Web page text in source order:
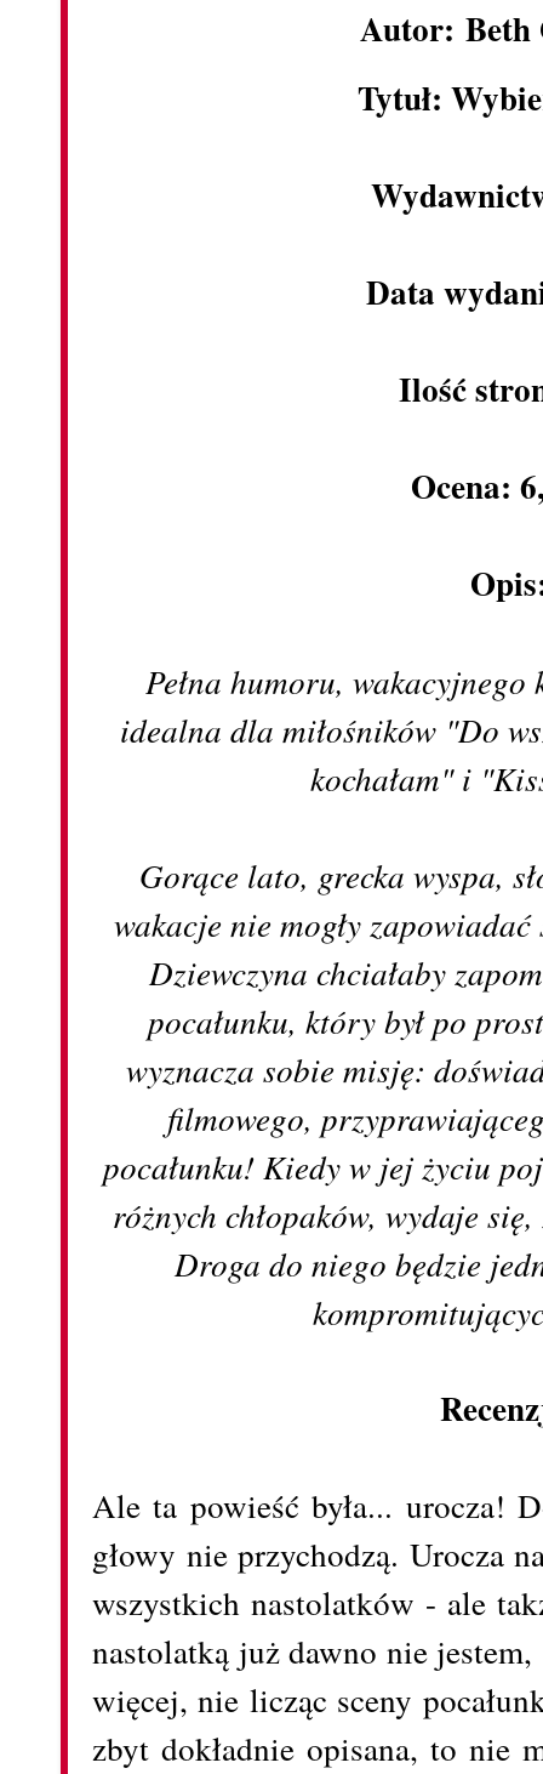
Autor:
Tytuł:
Data
Ilość
Ocena:
Pełna humoru,
idealna dla miłośników "Do
kochałam" i
Gorące lato, grecka wyspa,
wakacje nie mogły
Dziewczyna chciałaby
pocałunku, który był po
wyznacza sobie misję:
filmowego,
pocałunku! Kiedy w jej życiu
różnych chłopaków, wydaje
Droga do niego będzie
Ale ta powieść była... urocza!
głowy nie przychodzą. Urocza
wszystkich nastolatków - ale
nastolatką już dawno nie
więcej, nie licząc sceny
zbyt dokładnie opisana, to nie